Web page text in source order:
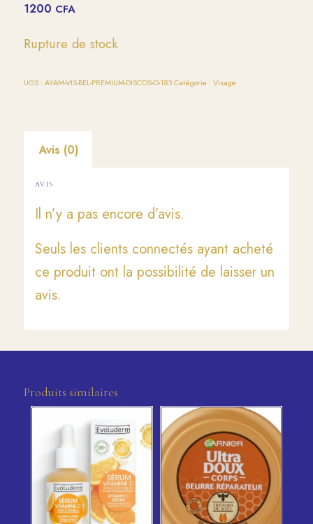
1200 CFA
Rupture de stock
UGS : AYAM-VIS-BEL-PREMIUM-DISCOS-O-183 Catégorie : Visage
Avis (0)
AVIS
Il n’y a pas encore d’avis.
Seuls les clients connectés ayant acheté
ce produit ont la possibilité de laisser un
avis.
Produits similaires